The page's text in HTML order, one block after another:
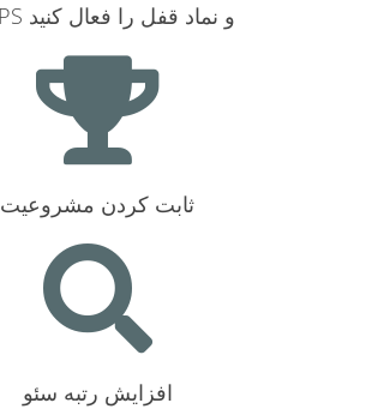
HTTPS و نماد قفل را فعال کنید
ثابت کردن مشروعیت
افزایش رتبه سئو